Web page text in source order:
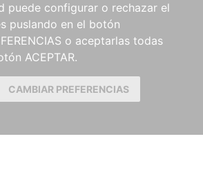
puede configurar o rechazar el
puslando en el botón
o aceptarlas todas
ACEPTAR.
CAMBIAR PREFERENCIAS